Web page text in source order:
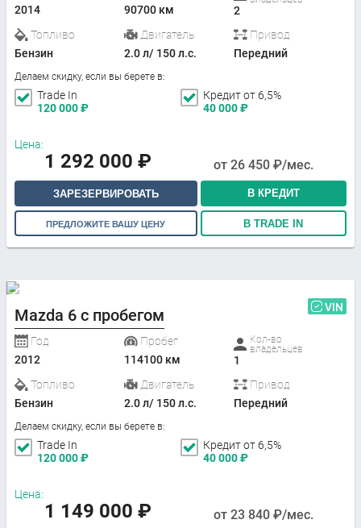
2014 90700 км
2
Топливо
Бензин
Двигатель
2.0 л/ 150 л.с.
Привод
Передний
Делаем скидку, если вы берете в:
Trade In
120 000₽
Кредит от 6,5%
40 000₽
Цена:
1 292 000 ₽ от 26 450 ₽/мес.
ЗАРЕЗЕРВИРОВАТЬ В КРЕДИТ
ПРЕДЛОЖИТЕ ВАШУ ЦЕНУ В TRADE IN
Mazda 6 с пробегом VIN
Год
2012
Пробег
114100 км
Кол-во
владельцев
1
Топливо
Бензин
Двигатель
2.0 л/ 150 л.с.
Привод
Передний
Делаем скидку, если вы берете в:
Trade In
120 000₽
Кредит от 6,5%
40 000₽
Цена:
1 149 000 ₽ от 23 840 ₽/мес.